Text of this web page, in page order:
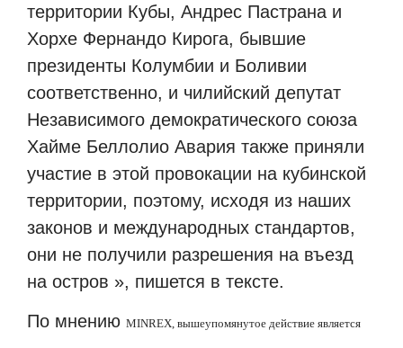
территории Кубы, Андрес Пастрана и
Хорхе Фернандо Кирога, бывшие
президенты Колумбии и Боливии
соответственно, и чилийский депутат
Независимого демократического союза
Хайме Беллолио Авария также приняли
участие в этой провокации на кубинской
территории, поэтому, исходя из наших
законов и международных стандартов,
они не получили разрешения на въезд
на остров », пишется в тексте.
По мнению MINREX , вышеупомянутое действие является